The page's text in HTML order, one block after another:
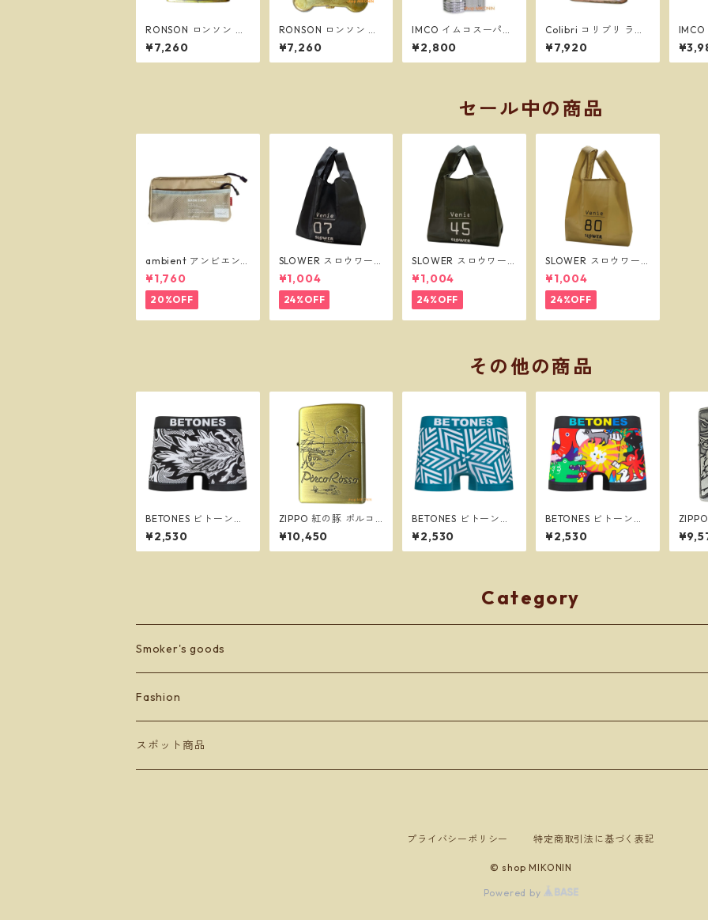
RONSON ロンソン ス
タンダード ワイルドブ
ラス オイルライター R
02-M010
¥7,260
RONSON ロンソン バ
ンジョー ワイルドブラ
ス オイルライター R0
1-M010
¥7,260
IMCO イムコスーパー
フリント式 オイルライ
ター 復刻版 ＃61390
¥2,800
Colibri コリブリ ライ
ター ワイルドブラス
オイルライター 308M
-003
¥7,920
IMCO
ブラ
イル
＃
セール中の商品
ambient アンビエン
ト マスクケース ベー
ジュ
¥1,760
20%OFF
SLOWER スロウワー
ショッパーバッグ ビー
ニー L ブラック SLW2
55
¥1,004
24%OFF
SLOWER スロウワー
ショッパーバッグ ビー
ニー L オリーブ SLW2
57
¥1,004
24%OFF
SLOWER スロウワー
ショッパーバッグ ビー
ニー L サンド SLW256
¥1,004
24%OFF
その他の商品
BETONES ビトーンズ
BATIK2 BLACK メンズ
フリーサイズ ボクサー
パンツ ※ネコポスで送
¥2,530
ZIPPO 紅の豚 ポルコ
とジーナ スタジオジブ
リ ジッポー オイルラ
イター NZ-41
¥10,450
BETONES ビトーンズ
ROCK＆POLL２ GRE
EN メンズ フリーサイ
ズ ボクサーパンツ ※
¥2,530
BETONES ビトーンズ
ENJOY2 BLACK メン
ズ フリーサイズ ボク
サーパンツ ※ネコポス
¥2,530
クメ
ユー
ディ
Category
Smoker's goods
zippo
lighter
Fashion
BETONES
スポット商品
プライバシーポリシー 特定商取引法に基づく表記
© shop MIKONIN
Powered by